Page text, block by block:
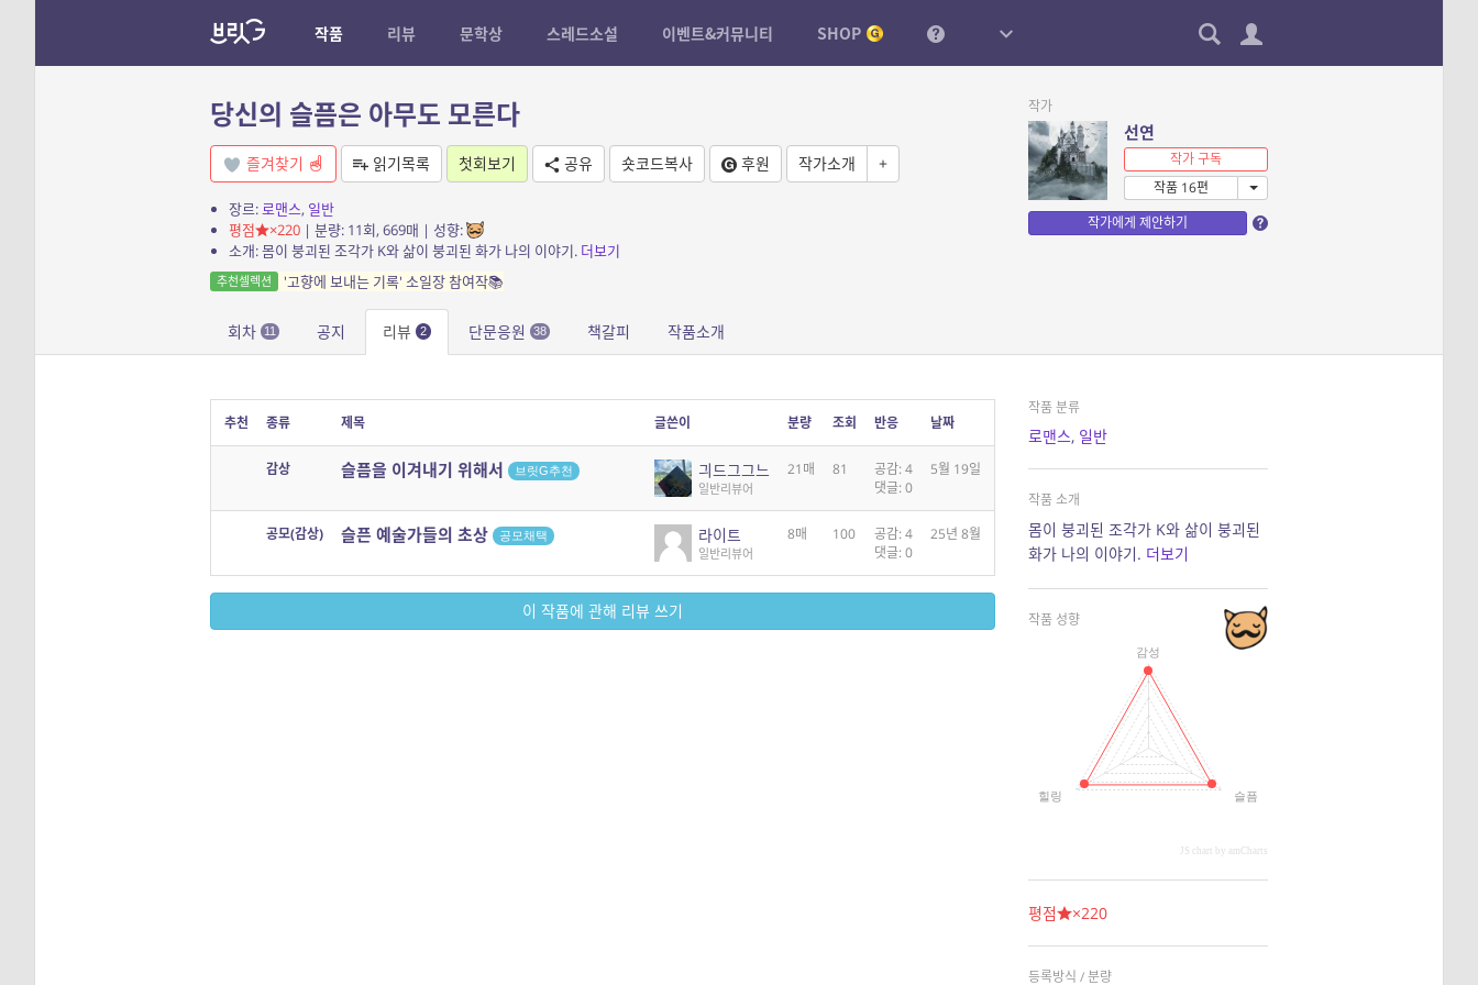
작품 리뷰 문학상 스레드소설 이벤트&커뮤니티 SHOP
당신의 슬픔은 아무도 모른다
즐겨찾기 읽기목록 첫회보기 공유 숏코드복사 후원 작가소개 +
장르:로맨스, 일반
평점
×220| 분량: 11회, 669매 | 성향:
소개: 몸이 붕괴된 조각가 K와 삶이 붕괴된 화가 나의 이야기. 더보기
추천셀렉션 '고향에 보내는 기록' 소일장 참여작📚
작가
선연
작가 구독
작품 16편
작가에게 제안하기
회차 11 공지 리뷰 2 단문응원 38 책갈피 작품소개
추천 종류 제목 글쓴이 분량 조회 반응 날짜
감상 슬픔을 이겨내기 위해서 브릿G추천 긔드그그느
일반리뷰어
21매 81
공감: 4
댓글: 0
5월 19일
공모(감상) 슬픈 예술가들의 초상 공모채택 라이트
일반리뷰어
8매 100
공감: 4
댓글: 0
25년 8월
이 작품에 관해 리뷰 쓰기
작품 분류
로맨스, 일반
작품 소개
몸이 붕괴된 조각가 K와 삶이 붕괴된
화가 나의 이야기. 더보기
작품 성향
감성
슬픔
힐링
JS chart by amCharts
평점 ×220
등록방식 / 분량